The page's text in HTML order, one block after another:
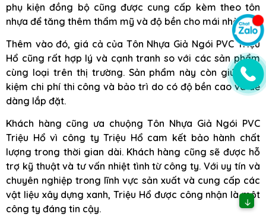
phụ kiện đồng bộ cũng được cung cấp kèm theo tôn
nhựa để tăng thêm thẩm mỹ và độ bền cho mái nhà.
Thêm vào đó, giá cả của Tôn Nhựa Giả Ngói PVC Triệu
Hổ cũng rất hợp lý và cạnh tranh so với các sản phẩm
cùng loại trên thị trường. Sản phẩm này còn giúp tiết
kiệm chi phí thi công và bảo trì do có độ bền cao và dễ
dàng lắp đặt.
Khách hàng cũng ưa chuộng Tôn Nhựa Giả Ngói PVC
Triệu Hổ vì công ty Triệu Hổ cam kết bảo hành chất
lượng trong thời gian dài. Khách hàng cũng sẽ được hỗ
trợ kỹ thuật và tư vấn nhiệt tình từ công ty. Với uy tín và
chuyên nghiệp trong lĩnh vực sản xuất và cung cấp các
vật liệu xây dựng xanh, Triệu Hổ được công nhận là một
công ty đáng tin cậy.
↓